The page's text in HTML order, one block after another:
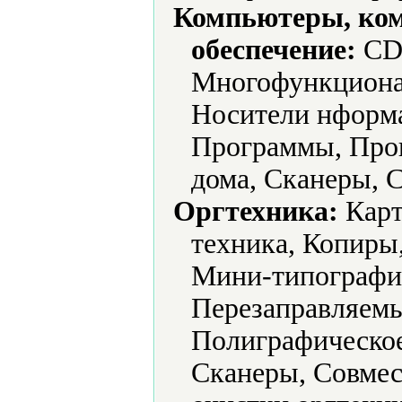
Компьютеры,
обеспечение:
Носители
Программы,
дома, Сканеры,
Оргтехника:
техника,
Мини-
Сканеры,